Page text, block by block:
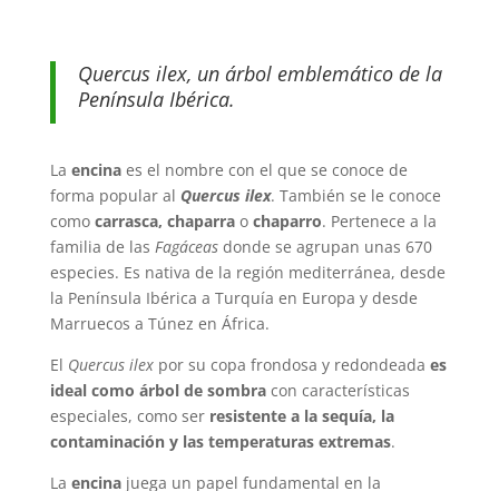
Quercus ilex, un árbol emblemático de la
Península Ibérica.
La encina es el nombre con el que se conoce de
forma popular al Quercus ilex. También se le conoce
como carrasca, chaparrao chaparro. Pertenece a la
familia de las Fagáceas donde se agrupan unas 670
especies. Es nativa de la región mediterránea, desde
la Península Ibérica a Turquía en Europa y desde
Marruecos a Túnez en África.
El Quercus ilexpor su copa frondosa y redondeada es
ideal como árbol de sombracon características
especiales, como ser resistente a la sequía, la
contaminación y las temperaturas extremas.
La encina juega un papel fundamental en la